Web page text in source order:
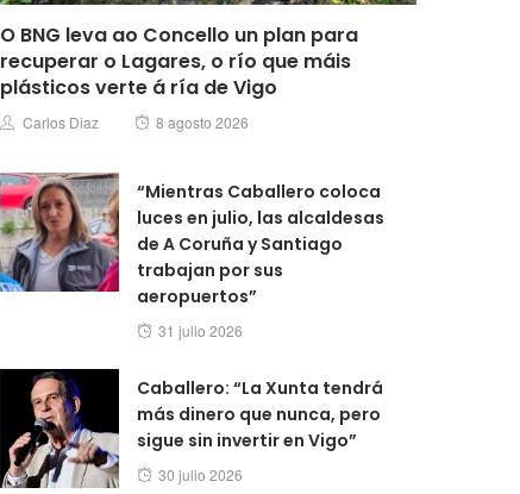
O BNG leva ao Concello un plan para
recuperar o Lagares, o río que máis
plásticos verte á ría de Vigo
Author
Carlos Diaz
Posted
8 agosto 2026
“Mientras Caballero coloca
luces en julio, las alcaldesas
de A Coruña y Santiago
trabajan por sus
aeropuertos”
Posted
31 julio 2026
Caballero: “La Xunta tendrá
más dinero que nunca, pero
sigue sin invertir en Vigo”
Posted
30 julio 2026